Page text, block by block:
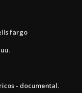
fargo
- documental.